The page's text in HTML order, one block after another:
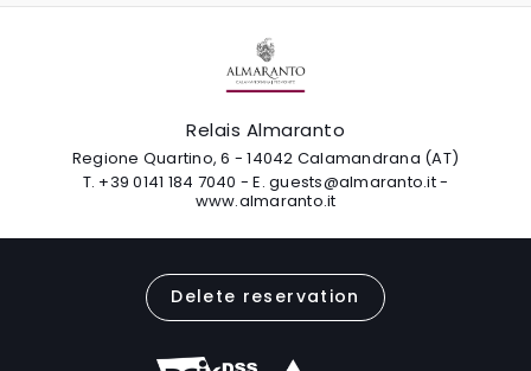
Relais Almaranto
Regione Quartino, 6 - 14042 Calamandrana (AT)
T. +39 0141 184 7040 -E.guests@almaranto.it-
www.almaranto.it
Delete reservation